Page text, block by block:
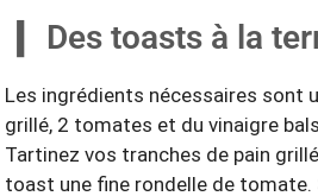
Des toasts à la
Les ingrédients nécessaires sont
grillé, 2 tomates et du vinaigre
Tartinez vos tranches de pain
toast une fine rondelle de